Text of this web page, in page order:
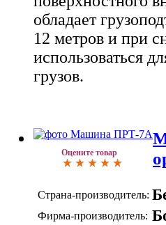
обладает
12 метров и при
использоваться
грузов.
Оцените товар
Страна-производитель:
Фирма-производитель: